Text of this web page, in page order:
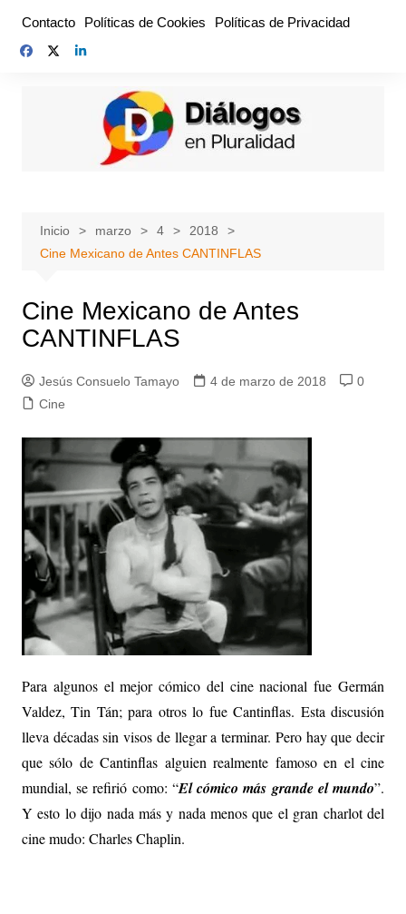
contenido
Contacto Políticas de Cookies Políticas de Privacidad
Inicio marzo 4
2018
Cine Mexicano de Antes CANTINFLAS
Cine Mexicano de Antes
CANTINFLAS
Jesús Consuelo Tamayo 4 de marzo de 2018
0
Cine
Para algunos el mejor cómico del cine nacional fue Germán
Valdez, Tin Tán; para otros lo fue Cantinflas. Esta discusión
lleva décadas sin visos de llegar a terminar. Pero hay que decir
que sólo de Cantinflas alguien realmente famoso en el cine
mundial, se refirió como: “El cómico más grande el mundo”.
Y esto lo dijo nada más y nada menos que el gran charlot del
cine mudo: Charles Chaplin.